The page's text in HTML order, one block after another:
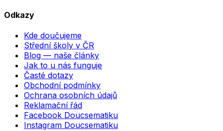
Odkazy
Kde doučujeme
Střední školy v ČR
Blog — naše články
Jak to u nás funguje
Časté dotazy
Obchodní podmínky
Ochrana osobních údajů
Reklamační řád
Facebook Doucsematiku
Instagram Doucsematiku